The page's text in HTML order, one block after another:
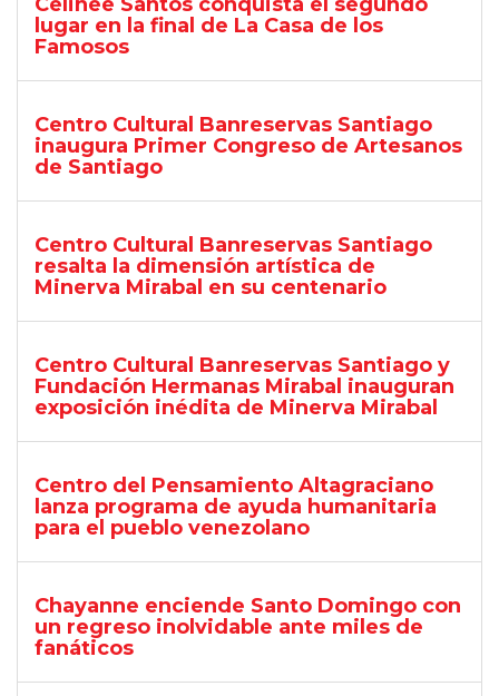
lugar en la final de La Casa de los
Famosos
Centro Cultural Banreservas Santiago
inaugura Primer Congreso de Artesanos
de Santiago
Centro Cultural Banreservas Santiago
resalta la dimensión artística de
Minerva Mirabal en su centenario
Centro Cultural Banreservas Santiago y
Fundación Hermanas Mirabal inauguran
exposición inédita de Minerva Mirabal
Centro del Pensamiento Altagraciano
lanza programa de ayuda humanitaria
para el pueblo venezolano
Chayanne enciende Santo Domingo con
un regreso inolvidable ante miles de
fanáticos